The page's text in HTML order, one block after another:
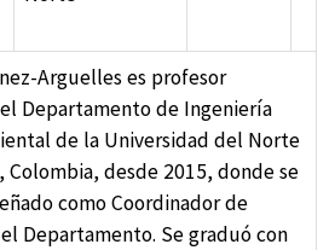
Arguelles es profesor
Departamento de Ingeniería
de la Universidad del Norte
desde 2015, donde se
como Coordinador de
Departamento. Se graduó con